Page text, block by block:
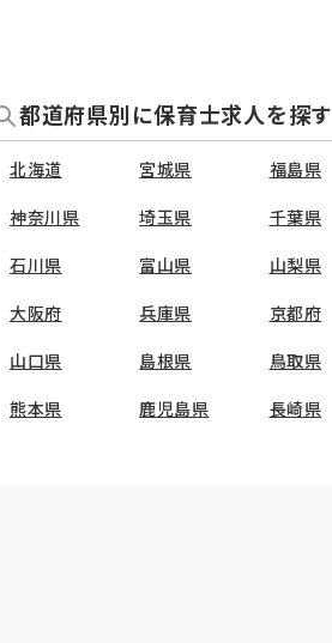
都道府県別に保育士求人を探す
北海道 宮城県 福島県
神奈川県 埼玉県 千葉県
石川県 富山県 山梨県
大阪府 兵庫県 京都府
山口県 島根県 鳥取県
熊本県 鹿児島県 長崎県